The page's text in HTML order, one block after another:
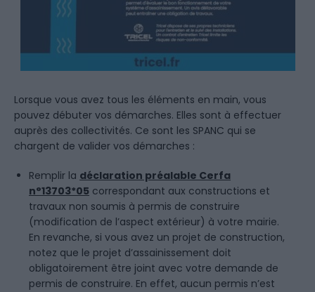
Lorsque vous avez tous les éléments en main, vous
pouvez débuter vos démarches. Elles sont à effectuer
auprès des collectivités. Ce sont les SPANC qui se
chargent de valider vos démarches :
Remplir la déclaration préalable Cerfa
n°13703*05 correspondant aux constructions et
travaux non soumis à permis de construire
(modification de l’aspect extérieur) à votre mairie.
En revanche, si vous avez un projet de construction,
notez que le projet d’assainissement doit
obligatoirement être joint avec votre demande de
permis de construire. En effet, aucun permis n’est